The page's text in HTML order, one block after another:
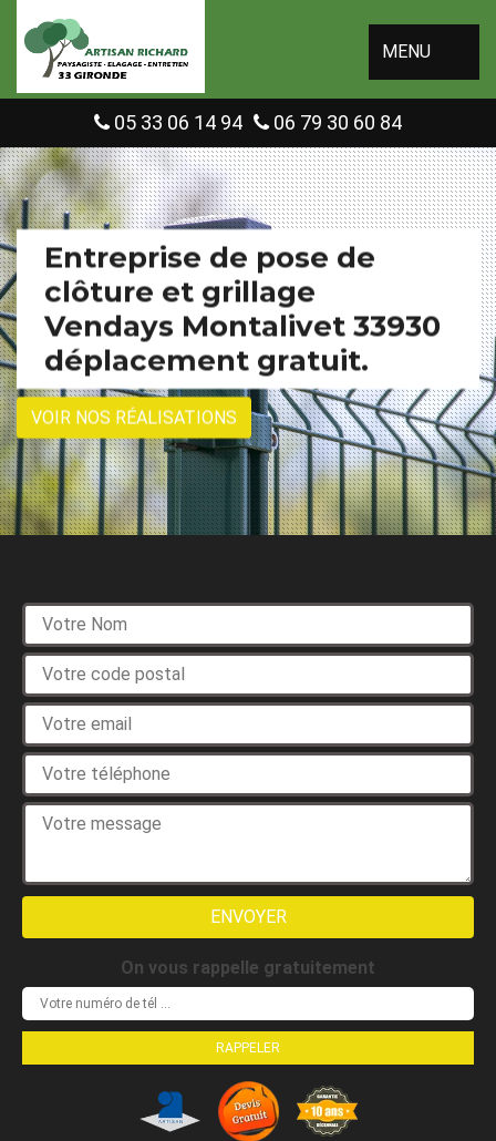
MENU
05 33 06 14 94 06 79 30 60 84
Entreprise de pose de
clôture et grillage
Vendays Montalivet 33930
déplacement gratuit.
VOIR NOS RÉALISATIONS
On vous rappelle gratuitement